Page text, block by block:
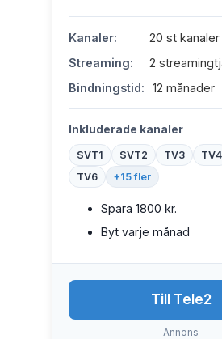
Kanaler:
20 st kanaler
Streaming:
2
Bindningstid:
12 månader
Inkluderade kanaler
SVT1 SVT2 TV3 TV4
TV6
+15 fler
Spara 1800 kr.
Byt varje månad
Till Tele2
Annons